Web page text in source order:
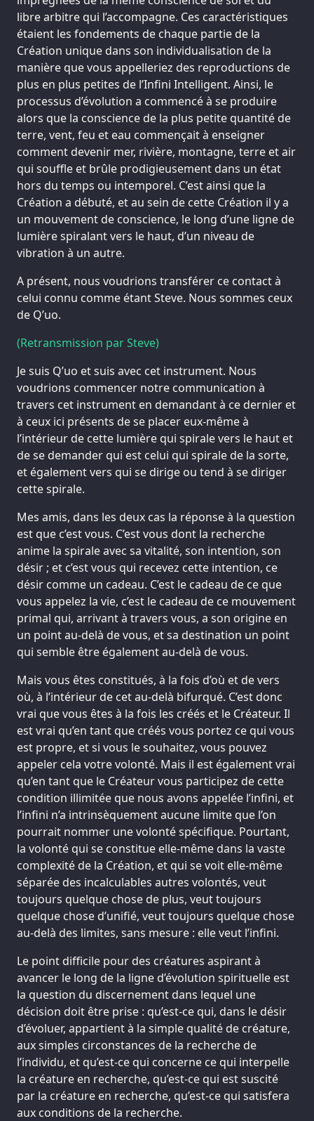
libre arbitre qui l’accompagne. Ces caractéristiques
étaient les fondements de chaque partie de la
Création unique dans son individualisation de la
manière que vous appelleriez des reproductions de
plus en plus petites de l’Infini Intelligent. Ainsi, le
processus d’évolution a commencé à se produire
alors que la conscience de la plus petite quantité de
terre, vent, feu et eau commençait à enseigner
comment devenir mer, rivière, montagne, terre et air
qui souffle et brûle prodigieusement dans un état
hors du temps ou intemporel. C’est ainsi que la
Création a débuté, et au sein de cette Création il y a
un mouvement de conscience, le long d’une ligne de
lumière spiralant vers le haut, d’un niveau de
vibration à un autre.
A présent, nous voudrions transférer ce contact à
celui connu comme étant Steve. Nous sommes ceux
de Q’uo.
(Retransmission par Steve)
Je suis Q’uo et suis avec cet instrument. Nous
voudrions commencer notre communication à
travers cet instrument en demandant à ce dernier et
à ceux ici présents de se placer eux-même à
l’intérieur de cette lumière qui spirale vers le haut et
de se demander qui est celui qui spirale de la sorte,
et également vers qui se dirige ou tend à se diriger
cette spirale.
Mes amis, dans les deux cas la réponse à la question
est que c’est vous. C’est vous dont la recherche
anime la spirale avec sa vitalité, son intention, son
désir ; et c’est vous qui recevez cette intention, ce
désir comme un cadeau. C’est le cadeau de ce que
vous appelez la vie, c’est le cadeau de ce mouvement
primal qui, arrivant à travers vous, a son origine en
un point au-delà de vous, et sa destination un point
qui semble être également au-delà de vous.
Mais vous êtes constitués, à la fois d’où et de vers
où, à l’intérieur de cet au-delà bifurqué. C’est donc
vrai que vous êtes à la fois les créés et le Créateur. Il
est vrai qu’en tant que créés vous portez ce qui vous
est propre, et si vous le souhaitez, vous pouvez
appeler cela votre volonté. Mais il est également vrai
qu’en tant que le Créateur vous participez de cette
condition illimitée que nous avons appelée l’infini, et
l’infini n’a intrinsèquement aucune limite que l’on
pourrait nommer une volonté spécifique. Pourtant,
la volonté qui se constitue elle-même dans la vaste
complexité de la Création, et qui se voit elle-même
séparée des incalculables autres volontés, veut
toujours quelque chose de plus, veut toujours
quelque chose d’unifié, veut toujours quelque chose
au-delà des limites, sans mesure : elle veut l’infini.
Le point difficile pour des créatures aspirant à
avancer le long de la ligne d’évolution spirituelle est
la question du discernement dans lequel une
décision doit être prise : qu’est-ce qui, dans le désir
d’évoluer, appartient à la simple qualité de créature,
aux simples circonstances de la recherche de
l’individu, et qu’est-ce qui concerne ce qui interpelle
la créature en recherche, qu’est-ce qui est suscité
par la créature en recherche, qu’est-ce qui satisfera
aux conditions de la recherche.